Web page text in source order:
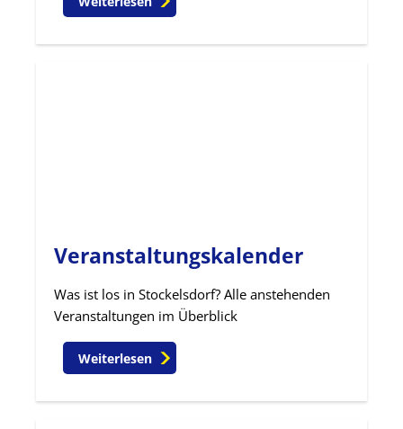
Veranstaltungskalender
Was ist los in Stockelsdorf? Alle anstehenden
Veranstaltungen im Überblick
Weiterlesen